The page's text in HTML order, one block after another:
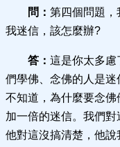
問： 第四個問題，
我迷信，該怎麼辦?
答： 這是你太多慮
們學佛、念佛的人是
不知道，為什麼要念
加一倍的迷信。我們
他對這沒搞清楚，他說